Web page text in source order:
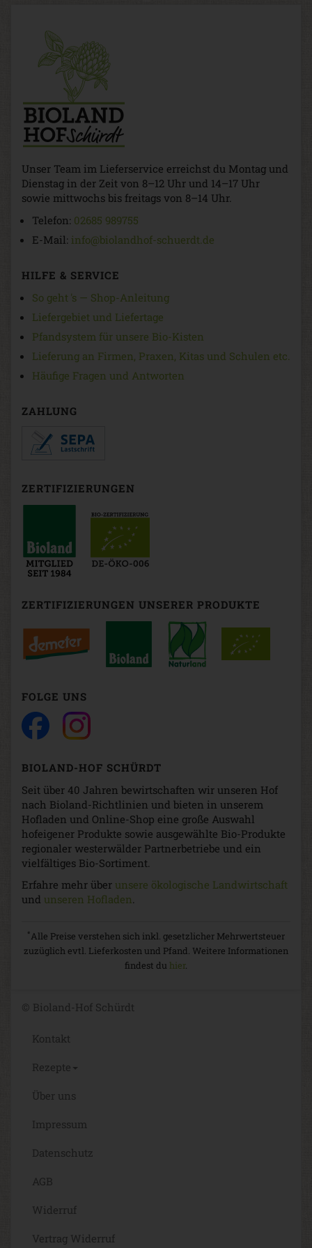
Unser Team im Lieferservice erreichst du Montag und
Dienstag in der Zeit von 8–12 Uhr und 14–17 Uhr
sowie mittwochs bis freitags von 8–14 Uhr.
Telefon: 02685 989755
E-Mail: info@biolandhof-schuerdt.de
HILFE & SERVICE
So geht 's — Shop-Anleitung
Liefergebiet und Liefertage
Pfandsystem für unsere Bio-Kisten
Lieferung an Firmen, Praxen, Kitas und Schulen etc.
Häufige Fragen und Antworten
ZAHLUNG
ZERTIFIZIERUNGEN
ZERTIFIZIERUNGEN UNSERER PRODUKTE
FOLGE UNS
BIOLAND-HOF SCHÜRDT
Seit über 40 Jahren bewirtschaften wir unseren Hof
nach Bioland-Richtlinien und bieten in unserem
Hofladen und Online-Shop eine große Auswahl
hofeigener Produkte sowie ausgewählte Bio-Produkte
regionaler westerwälder Partnerbetriebe und ein
vielfältiges Bio-Sortiment.
Erfahre mehr über unsere ökologische Landwirtschaft
und unseren Hofladen.
*Alle Preise verstehen sich inkl. gesetzlicher Mehrwertsteuer
zuzüglich evtl. Lieferkosten und Pfand. Weitere Informationen
findest du hier.
© Bioland-Hof Schürdt
Kontakt
Rezepte
Über uns
Impressum
Datenschutz
AGB
Widerruf
Vertrag Widerruf